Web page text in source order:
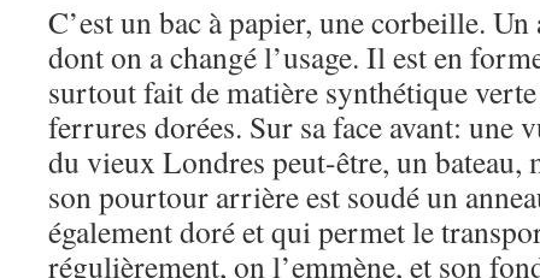
C’est un bac à papier, une corbeille.
dont on a changé l’usage. Il est en
surtout fait de matière synthétique verte
ferrures dorées. Sur sa face avant: une
du vieux Londres peut-être, un bateau,
son pourtour arrière est soudé un
également doré et qui permet le
régulièrement, on l’emmène, et son